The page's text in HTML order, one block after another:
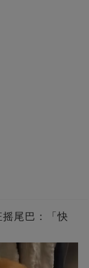
尾巴：「快